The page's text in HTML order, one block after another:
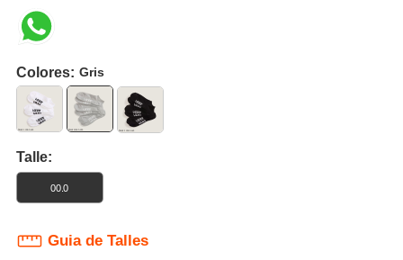
Colores: Gris
Talle:
00.0
Guia de Talles